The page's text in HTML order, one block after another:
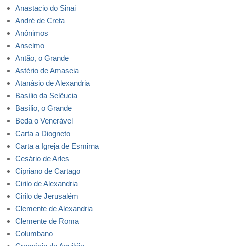
Anastacio do Sinai
André de Creta
Anônimos
Anselmo
Antão, o Grande
Astério de Amaseia
Atanásio de Alexandria
Basílio da Selêucia
Basílio, o Grande
Beda o Venerável
Carta a Diogneto
Carta a Igreja de Esmirna
Cesário de Arles
Cipriano de Cartago
Cirilo de Alexandria
Cirilo de Jerusalém
Clemente de Alexandria
Clemente de Roma
Columbano